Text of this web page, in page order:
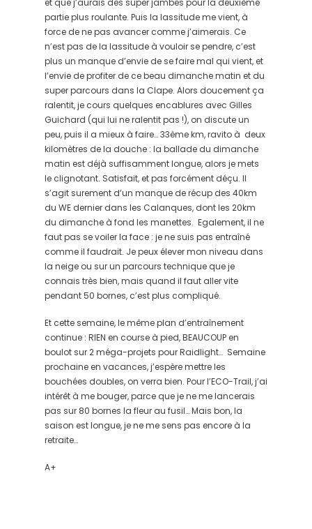
et que j’aurais des super jambes pour la deuxième
partie plus roulante. Puis la lassitude me vient, à
force de ne pas avancer comme j’aimerais. Ce
n’est pas de la lassitude à vouloir se pendre, c’est
plus un manque d’envie de se faire mal qui vient, et
l’envie de profiter de ce beau dimanche matin et du
super parcours dans la Clape. Alors doucement ça
ralentit, je cours quelques encablures avec Gilles
Guichard (qui lui ne ralentit pas !), on discute un
peu, puis il a mieux à faire… 33ème km, ravito à deux
kilomètres de la douche : la ballade du dimanche
matin est déjà suffisamment longue, alors je mets
le clignotant. Satisfait, et pas forcément déçu. Il
s’agit surement d’un manque de récup des 40km
du WE dernier dans les Calanques, dont les 20km
du dimanche à fond les manettes. Egalement, il ne
faut pas se voiler la face : je ne suis pas entraîné
comme il faudrait. Je peux élever mon niveau dans
la neige ou sur un parcours technique que je
connais très bien, mais quand il faut aller vite
pendant 50 bornes, c’est plus compliqué.
Et cette semaine, le même plan d’entraînement
continue : RIEN en course à pied, BEAUCOUP en
boulot sur 2 méga-projets pour Raidlight… Semaine
prochaine en vacances, j’espère mettre les
bouchées doubles, on verra bien. Pour l’ECO-Trail, j’ai
intérêt à me bouger, parce que je ne me lancerais
pas sur 80 bornes la fleur au fusil… Mais bon, la
saison est longue, je ne me sens pas encore à la
retraite…
A+